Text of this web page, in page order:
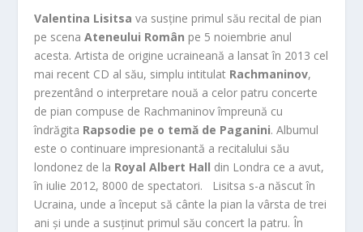
Valentina Lisitsa va susține primul său recital de pian
pe scenaAteneului Român pe 5 noiembrie anul
acesta. Artista de origine ucraineană a lansat în 2013 cel
mai recent CD al său, simplu intitulat Rachmaninov,
prezentând o interpretare nouă a celor patru concerte
de pian compuse de Rachmaninov împreună cu
îndrăgita Rapsodie pe o temă de Paganini. Albumul
este o continuare impresionantă a recitalului său
londonez de la Royal Albert Hall din Londra ce a avut,
în iulie 2012, 8000 de spectatori. Lisitsa s-a născut în
Ucraina, unde a început să cânte la pian la vârsta de trei
ani și unde a susținut primul său concert la patru. În